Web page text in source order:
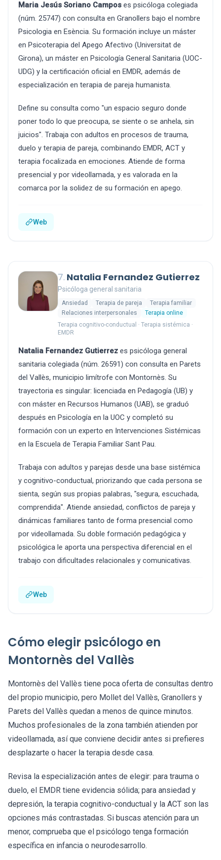
Maria Jesús Soriano Campos es psicóloga colegiada
(núm. 25747) con consulta en Granollers bajo el nombre
Psicologia en Esència. Su formación incluye un máster
en Psicoterapia del Apego Afectivo (Universitat de
Girona), un máster en Psicología General Sanitaria (UOC-
UDG) y la certificación oficial en EMDR, además de
especialización en terapia de pareja humanista.
Define su consulta como "un espacio seguro donde
poner todo lo que preocupa, se siente o se anhela, sin
juicios". Trabaja con adultos en procesos de trauma,
duelo y terapia de pareja, combinando EMDR, ACT y
terapia focalizada en emociones. Atiende de forma
presencial y por videollamada, y es valorada en la
comarca por la solidez de su formación en apego.
Web
7. Natalia Fernandez Gutierrez
Psicóloga general sanitaria
Ansiedad Terapia de pareja
Terapia familiar
Relaciones interpersonales
Terapia online
Terapia cognitivo-conductual · Terapia sistémica ·
EMDR
Natalia Fernandez Gutierrez es psicóloga general
sanitaria colegiada (núm. 26591) con consulta en Parets
del Vallès, municipio limítrofe con Montornès. Su
trayectoria es singular: licenciada en Pedagogía (UB) y
con máster en Recursos Humanos (UAB), se graduó
después en Psicología en la UOC y completó su
formación con un experto en Intervenciones Sistémicas
en la Escuela de Terapia Familiar Sant Pau.
Trabaja con adultos y parejas desde una base sistémica
y cognitivo-conductual, priorizando que cada persona se
sienta, según sus propias palabras, "segura, escuchada,
comprendida". Atiende ansiedad, conflictos de pareja y
dinámicas familiares tanto de forma presencial como
por videollamada. Su doble formación pedagógica y
psicológica le aporta una perspectiva diferencial en el
trabajo con dificultades relacionales y comunicativas.
Web
Cómo elegir psicólogo en
Montornès del Vallès
Montornès del Vallès tiene poca oferta de consultas dentro
del propio municipio, pero Mollet del Vallès, Granollers y
Parets del Vallès quedan a menos de quince minutos.
Muchos profesionales de la zona también atienden por
videollamada, así que conviene decidir antes si prefieres
desplazarte o hacer la terapia desde casa.
Revisa la especialización antes de elegir: para trauma o
duelo, el EMDR tiene evidencia sólida; para ansiedad y
depresión, la terapia cognitivo-conductual y la ACT son las
opciones más contrastadas. Si buscas atención para un
menor, comprueba que el psicólogo tenga formación
específica en infancia o neurodesarrollo.